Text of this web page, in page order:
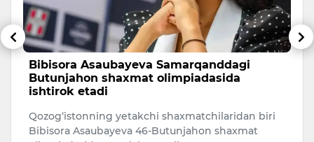
Bibisora Asaubayeva Samarqanddagi
Butunjahon shaxmat olimpiadasida
ishtirok etadi
Qozog‘istonning yetakchi shaxmatchilaridan biri
Bibisora Asaubayeva 46-Butunjahon shaxmat